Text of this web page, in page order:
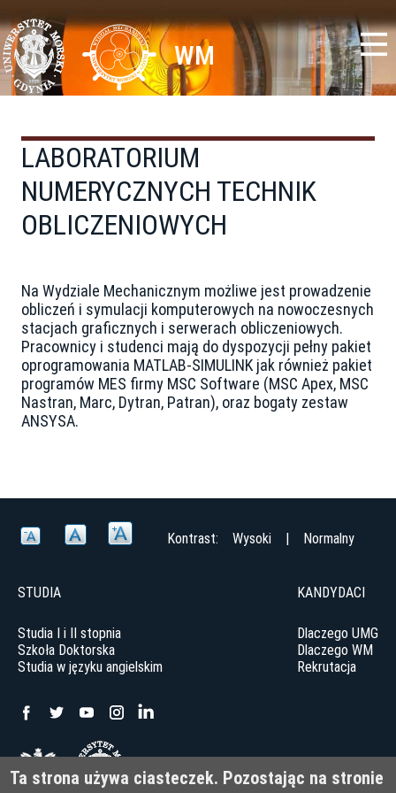
do
treści
high
contrast
WM
LABORATORIUM
NUMERYCZNYCH TECHNIK
OBLICZENIOWYCH
Na Wydziale Mechanicznym możliwe jest prowadzenie
obliczeń i symulacji komputerowych na nowoczesnych
stacjach graficznych i serwerach obliczeniowych.
Pracownicy i studenci mają do dyspozycji pełny pakiet
oprogramowania MATLAB-SIMULINK jak również pakiet
programów MES firmy MSC Software (MSC Apex, MSC
Nastran, Marc, Dytran, Patran), oraz bogaty zestaw
ANSYSA.
Kontrast: Wysoki | Normalny
STUDIA
Studia I i II stopnia
Szkoła Doktorska
Studia w języku angielskim
KANDYDACI
Dlaczego UMG
Dlaczego WM
Rekrutacja
ul. Morska 81-87, 81-225 Gdynia
Ta strona używa ciasteczek. Pozostając na stronie